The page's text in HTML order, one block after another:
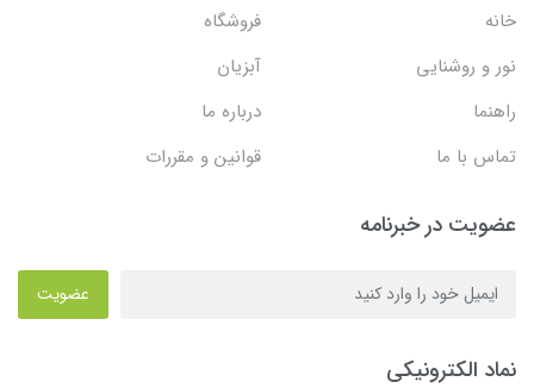
خانه
فروشگاه
نور و روشنایی
آبزیان
راهنما
درباره ما
تماس با ما
قوانین و مقررات
عضویت در خبرنامه
عضویت
نماد الکترونیکی